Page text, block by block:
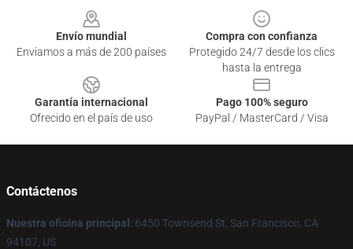
Envío mundial
Enviamos a más de 200 países
Compra con confianza
Protegido 24/7 desde los clics
hasta la entrega
Garantía internacional
Ofrecido en el país de uso
Pago 100% seguro
PayPal / MasterCard / Visa
Contáctenos
Nuestra oficina principal : 6450 Townsend St, San Francisco, CA
94107, US